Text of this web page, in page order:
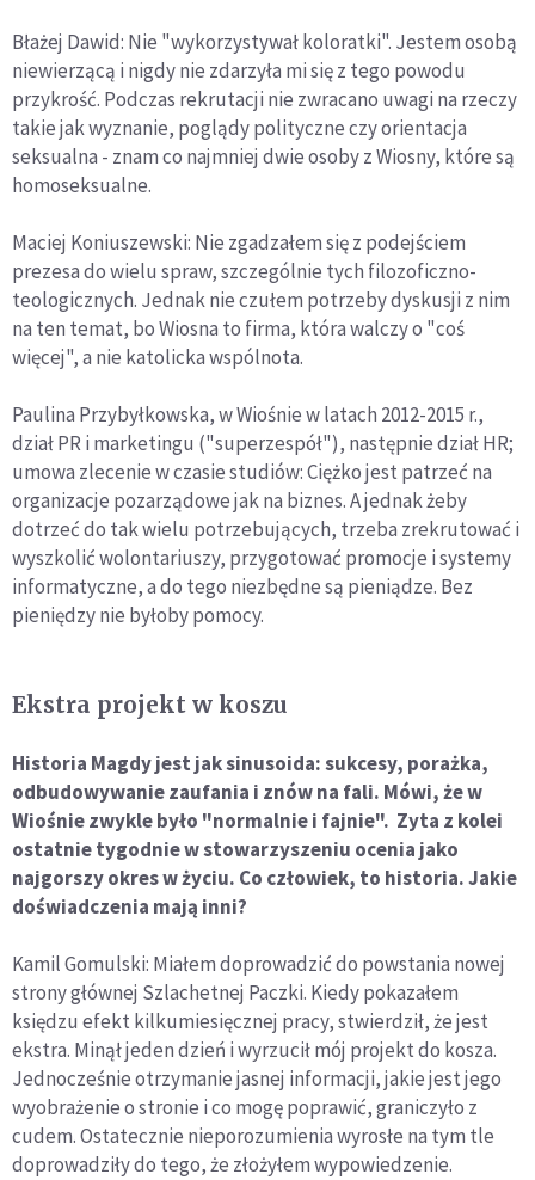
Błażej Dawid: Nie "wykorzystywał koloratki". Jestem osobą
niewierzącą i nigdy nie zdarzyła mi się z tego powodu
przykrość. Podczas rekrutacji nie zwracano uwagi na rzeczy
takie jak wyznanie, poglądy polityczne czy orientacja
seksualna - znam co najmniej dwie osoby z Wiosny, które są
homoseksualne.
Maciej Koniuszewski: Nie zgadzałem się z podejściem
prezesa do wielu spraw, szczególnie tych filozoficzno-
teologicznych. Jednak nie czułem potrzeby dyskusji z nim
na ten temat, bo Wiosna to firma, która walczy o "coś
więcej", a nie katolicka wspólnota.
Paulina Przybyłkowska, w Wiośnie w latach 2012-2015 r.,
dział PR i marketingu ("superzespół"), następnie dział HR;
umowa zlecenie w czasie studiów: Ciężko jest patrzeć na
organizacje pozarządowe jak na biznes. A jednak żeby
dotrzeć do tak wielu potrzebujących, trzeba zrekrutować i
wyszkolić wolontariuszy, przygotować promocje i systemy
informatyczne, a do tego niezbędne są pieniądze. Bez
pieniędzy nie byłoby pomocy.
Ekstra projekt w koszu
Historia Magdy jest jak sinusoida: sukcesy, porażka,
odbudowywanie zaufania i znów na fali. Mówi, że w
Wiośnie zwykle było "normalnie i fajnie". Zyta z kolei
ostatnie tygodnie w stowarzyszeniu ocenia jako
najgorszy okres w życiu. Co człowiek, to historia. Jakie
doświadczenia mają inni?
Kamil Gomulski: Miałem doprowadzić do powstania nowej
strony głównej Szlachetnej Paczki. Kiedy pokazałem
księdzu efekt kilkumiesięcznej pracy, stwierdził, że jest
ekstra. Minął jeden dzień i wyrzucił mój projekt do kosza.
Jednocześnie otrzymanie jasnej informacji, jakie jest jego
wyobrażenie o stronie i co mogę poprawić, graniczyło z
cudem. Ostatecznie nieporozumienia wyrosłe na tym tle
doprowadziły do tego, że złożyłem wypowiedzenie.